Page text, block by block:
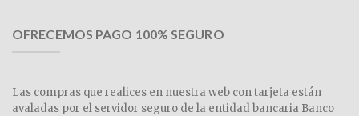
OFRECEMOS PAGO 100% SEGURO
Las compras que realices en nuestra web con tarjeta están
avaladas por el servidor seguro de la entidad bancaria Banco